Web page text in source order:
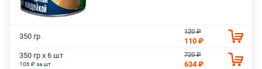
350 гр
120 ₽
110 ₽
350 гр х 6 шт
106 ₽ за шт
720 ₽
634 ₽